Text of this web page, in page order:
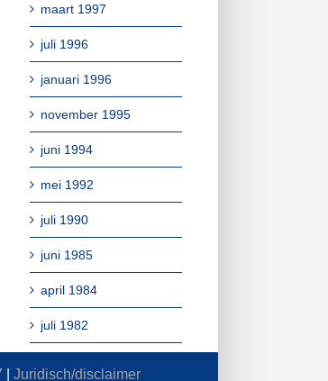
maart 1997
juli 1996
januari 1996
november 1995
juni 1994
mei 1992
juli 1990
juni 1985
april 1984
juli 1982
Juridisch/disclaimer